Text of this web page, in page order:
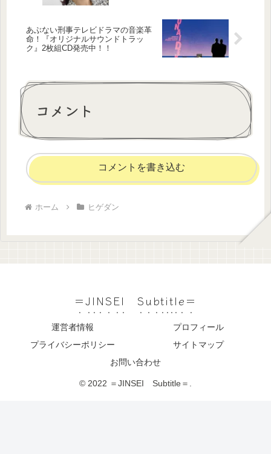
あぶない刑事テレビドラマの音楽革
命！『オリジナルサウンドトラッ
ク』2枚組CD発売中！！
コメント
コメントを書き込む
ホーム ヒゲダン
＝JINSEI Subtitle＝
運営者情報
プロフィール
プライバシーポリシー
サイトマップ
お問い合わせ
© 2022 ＝JINSEI Subtitle＝.